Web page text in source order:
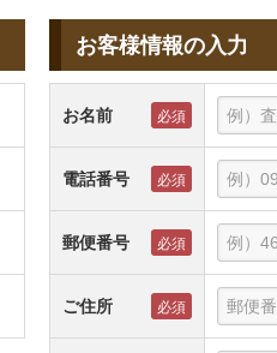
お客様情報の入力
お名前
電話番号
郵便番号
ご住所